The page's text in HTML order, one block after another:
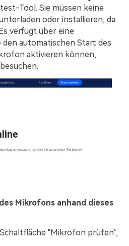
Tool. Sie müssen keine
oder installieren, da
verfügt über eine
den automatischen Start des
aktivieren können,
Mikrofons anhand dieses
"Mikrofon prüfen",